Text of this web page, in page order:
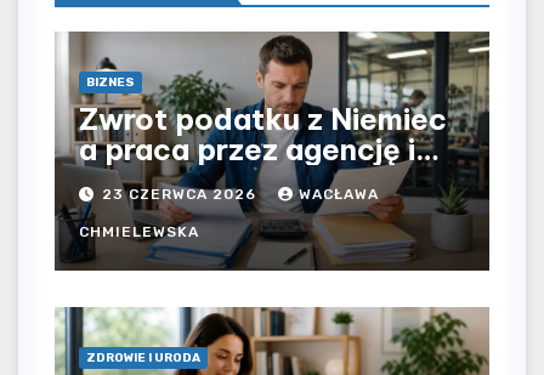
BIZNES
Zwrot podatku z Niemiec
a praca przez agencję i
bezpośrednio u
pracodawcy – jak
rozliczyć oba źródła
dochodu?
23 CZERWCA 2026 WACŁAWA
CHMIELEWSKA
ZDROWIE I URODA